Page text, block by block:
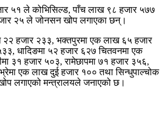
५१ ले कोभिसिल्ड, पाँच लाख ९८ हजार ५७७
२५ ले जोनसन खोप लगाएका छन्।
२२ हजार २३३, भक्तपुरमा एक लाख ६५ हजार
धादिङमा ५२ हजार ६२७ चितवनमा एक
३१ हजार ५०३, रामेछापमा ७१ हजार ३५६,
एक लाख दुई हजार १०० तथा सिन्धुपाल्चोक
लगाएको मन्त्रालयले जनाएको छ।